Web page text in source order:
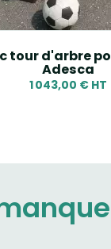
tour d'arbre
Adesca
1 043,00 € HT